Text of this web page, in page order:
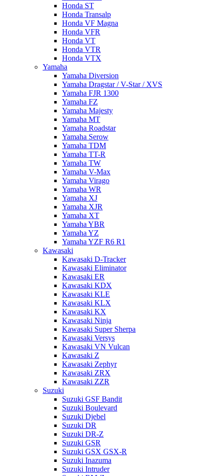
Honda ST
Honda Transalp
Honda VF Magna
Honda VFR
Honda VT
Honda VTR
Honda VTX
Yamaha
Yamaha Diversion
Yamaha Dragstar / V-Star / XVS
Yamaha FJR 1300
Yamaha FZ
Yamaha Majesty
Yamaha MT
Yamaha Roadstar
Yamaha Serow
Yamaha TDM
Yamaha TT-R
Yamaha TW
Yamaha V-Max
Yamaha Virago
Yamaha WR
Yamaha XJ
Yamaha XJR
Yamaha XT
Yamaha YBR
Yamaha YZ
Yamaha YZF R6 R1
Kawasaki
Kawasaki D-Tracker
Kawasaki Eliminator
Kawasaki ER
Kawasaki KDX
Kawasaki KLE
Kawasaki KLX
Kawasaki KX
Kawasaki Ninja
Kawasaki Super Sherpa
Kawasaki Versys
Kawasaki VN Vulcan
Kawasaki Z
Kawasaki Zephyr
Kawasaki ZRX
Kawasaki ZZR
Suzuki
Suzuki GSF Bandit
Suzuki Boulevard
Suzuki Djebel
Suzuki DR
Suzuki DR-Z
Suzuki GSR
Suzuki GSX GSX-R
Suzuki Inazuma
Suzuki Intruder